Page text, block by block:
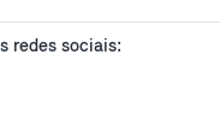
redes sociais: